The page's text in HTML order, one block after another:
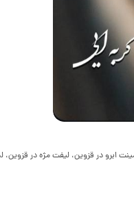
ابرو در قزوین، لیفت مژه در قزوین،